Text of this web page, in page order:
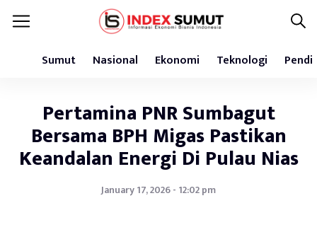
Sumut Nasional Ekonomi Teknologi
Pertamina PNR Sumbagut
Bersama BPH Migas Pastikan
Keandalan Energi Di Pulau Nias
January 17, 2026 - 12:02 pm